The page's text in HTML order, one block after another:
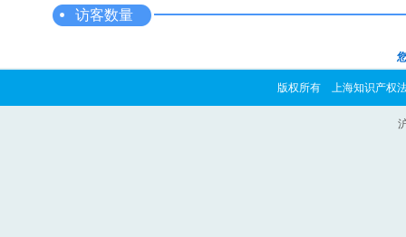
访客数量
版权所有 上海知识产权法